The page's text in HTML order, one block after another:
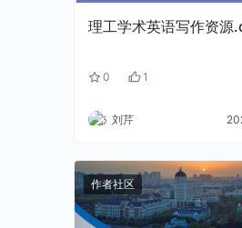
理工学术英语写作资源
0 1
刘芹
作者社区